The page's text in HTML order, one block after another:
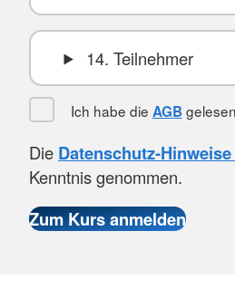
14. Teilnehmer
Ich habe die AGB
Die Datenschutz-Hinweise
Kenntnis genommen.